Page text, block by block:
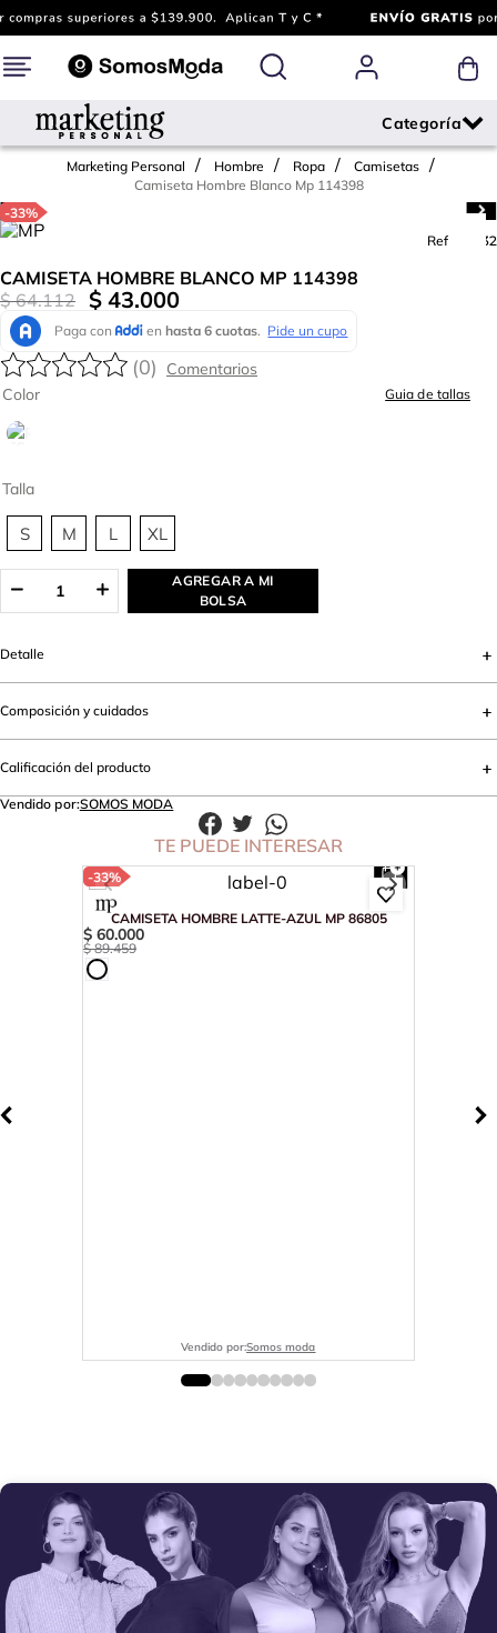
Marketing Personal Hombre Ropa
Camisetas
Camiseta Hombre Blanco Mp 114398
-33%
Ref.
792132
CAMISETA HOMBRE BLANCO MP 114398
$ 64.112 $ 43.000
(0)
Talla
S M L XL
Color Guia de tallas
AGREGAR A MI
BOLSA
Detalle
Composición y cuidados
Calificación del producto
Vendido por:SOMOS MODA
TE PUEDE INTERESAR
-33%
CAMISETA HOMBRE LATTE-AZUL MP 86805
$ 60.000
$ 89.459
Vendido por:Somos moda